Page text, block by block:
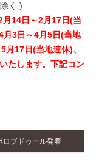
く )
14日～2月17日(当
月3日～4月5日(当地
17日(当地連休)、
たします。下記コン
ロブドゥール発着